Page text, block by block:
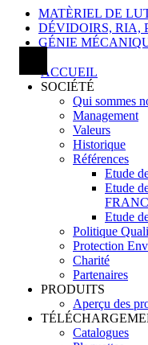
MATÈRIEL DE
DÉVIDOIRS, RIA,
GÉNIE
ACCUEIL
SOCIÉTÉ
Qui sommes
Management
Valeurs
Historique
Références
Etude
Etude
Etude
Politique
Protection
Charité
Partenaires
PRODUITS
Aperçu des
Catalogues